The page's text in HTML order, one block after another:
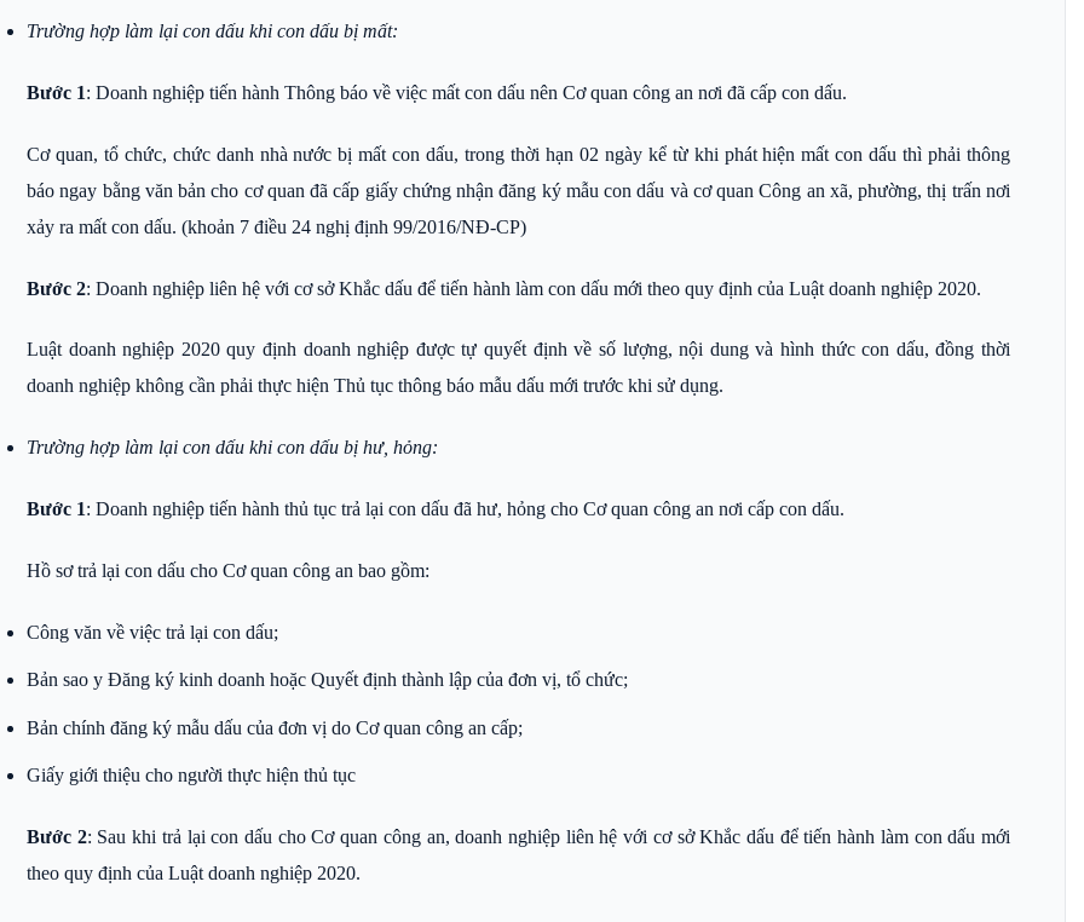
Trường hợp làm lại con dấu khi con dấu bị mất:
Bước 1: Doanh nghiệp tiến hành Thông báo về việc mất con dấu nên Cơ quan công an nơi đã cấp con dấu.
Cơ quan, tổ chức, chức danh nhà nước bị mất con dấu, trong thời hạn 02 ngày kể từ khi phát hiện mất con dấu thì phải thông
báo ngay bằng văn bản cho cơ quan đã cấp giấy chứng nhận đăng ký mẫu con dấu và cơ quan Công an xã, phường, thị trấn nơi
xảy ra mất con dấu. (khoản 7 điều 24 nghị định 99/2016/NĐ-CP)
Bước 2: Doanh nghiệp liên hệ với cơ sở Khắc dấu để tiến hành làm con dấu mới theo quy định của Luật doanh nghiệp 2020.
Luật doanh nghiệp 2020 quy định doanh nghiệp được tự quyết định về số lượng, nội dung và hình thức con dấu, đồng thời
doanh nghiệp không cần phải thực hiện Thủ tục thông báo mẫu dấu mới trước khi sử dụng.
Trường hợp làm lại con dấu khi con dấu bị hư, hỏng:
Bước 1: Doanh nghiệp tiến hành thủ tục trả lại con dấu đã hư, hỏng cho Cơ quan công an nơi cấp con dấu.
Hồ sơ trả lại con dấu cho Cơ quan công an bao gồm:
Công văn về việc trả lại con dấu;
Bản sao y Đăng ký kinh doanh hoặc Quyết định thành lập của đơn vị, tổ chức;
Bản chính đăng ký mẫu dấu của đơn vị do Cơ quan công an cấp;
Giấy giới thiệu cho người thực hiện thủ tục
Bước 2: Sau khi trả lại con dấu cho Cơ quan công an, doanh nghiệp liên hệ với cơ sở Khắc dấu để tiến hành làm con dấu mới
theo quy định của Luật doanh nghiệp 2020.